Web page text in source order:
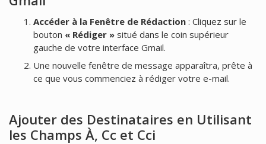
Accéder à la Fenêtre de Rédaction: Cliquez sur le
bouton « Rédiger »situé dans le coin supérieur
gauche de votre interface Gmail.
Une nouvelle fenêtre de message apparaîtra, prête à
ce que vous commenciez à rédiger votre e-mail.
Ajouter des Destinataires en Utilisant
les Champs À, Cc et Cci